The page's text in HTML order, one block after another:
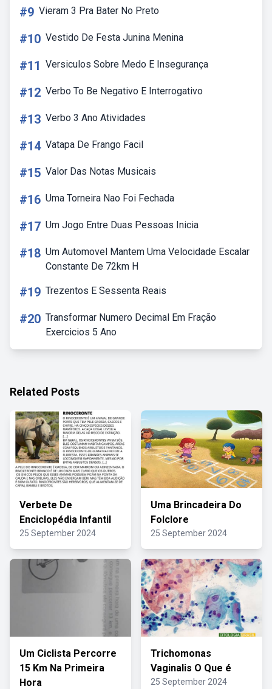
#9 Vieram 3 Pra Bater No Preto
#10 Vestido De Festa Junina Menina
#11 Versiculos Sobre Medo E Insegurança
#12 Verbo To Be Negativo E Interrogativo
#13 Verbo 3 Ano Atividades
#14 Vatapa De Frango Facil
#15 Valor Das Notas Musicais
#16 Uma Torneira Nao Foi Fechada
#17 Um Jogo Entre Duas Pessoas Inicia
#18 Um Automovel Mantem Uma Velocidade Escalar
Constante De 72km H
#19 Trezentos E Sessenta Reais
#20 Transformar Numero Decimal Em Fração
Exercicios 5 Ano
Related Posts
Verbete De
Enciclopédia Infantil
25 September 2024
Uma Brincadeira Do
Folclore
25 September 2024
Um Ciclista Percorre
15 Km Na Primeira
Hora
Trichomonas
Vaginalis O Que é
25 September 2024